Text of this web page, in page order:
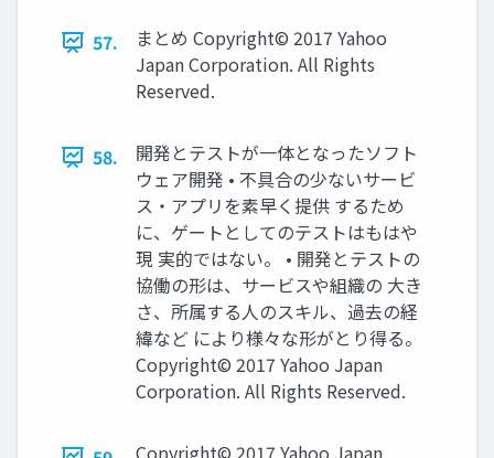
57.
まとめ Copyright© 2017 Yahoo
Japan Corporation. All Rights
Reserved.
58.
開発とテストが一体となったソフト
ウェア開発 • 不具合の少ないサービ
ス・アプリを素早く提供 するため
に、ゲートとしてのテストはもはや
現 実的ではない。 • 開発とテストの
協働の形は、サービスや組織の 大き
さ、所属する人のスキル、過去の経
緯など により様々な形がとり得る。
Copyright© 2017 Yahoo Japan
Corporation. All Rights Reserved.